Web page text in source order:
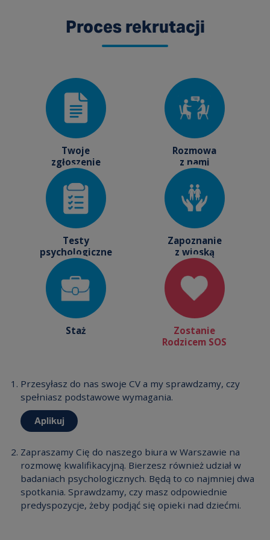
Proces rekrutacji
Twoje
zgłoszenie
Rozmowa
z nami
Testy
psychologiczne
Zapoznanie
z wioską
Staż
Zostanie
Rodzicem SOS
Przesyłasz do nas swoje CV a my sprawdzamy, czy
spełniasz podstawowe wymagania.
Aplikuj
Zapraszamy Cię do naszego biura w Warszawie na
rozmowę kwalifikacyjną. Bierzesz również udział w
badaniach psychologicznych. Będą to co najmniej dwa
spotkania. Sprawdzamy, czy masz odpowiednie
predyspozycje, żeby podjąć się opieki nad dziećmi.